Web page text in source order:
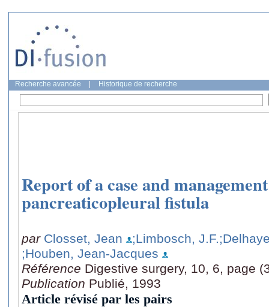
Recherche avancée Historique de recherche
Report of a case and
pancreaticopleural fistula
par Closset, Jean ;Limbosch, J.F.
;Houben, Jean-Jacques
Référence Digestive surgery, 10, 6, page
Publication Publié, 1993
Article révisé par les pairs